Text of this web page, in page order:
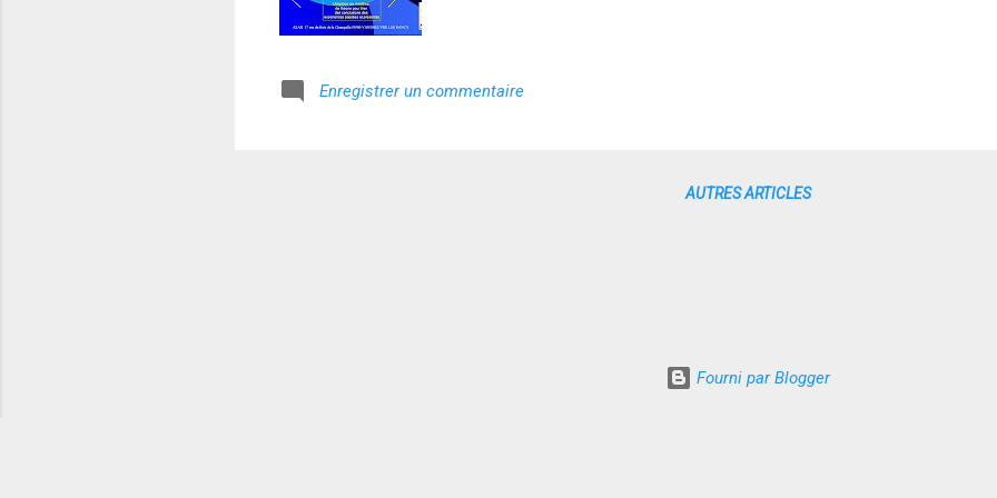
Enregistrer un commentaire
AUTRES ARTICLES
Fourni par Blogger